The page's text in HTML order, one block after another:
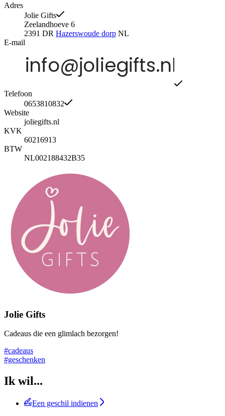
Adres
Jolie Gifts
Zeelandhoeve 6
2391 DR Hazerswoude dorp NL
E-mail
Telefoon
0653810832
Website
joliegifts.nl
KVK
60216913
BTW
NL002188432B35
Jolie Gifts
Cadeaus die een glimlach bezorgen!
#cadeaus
#geschenken
Ik wil...
Een geschil indienen